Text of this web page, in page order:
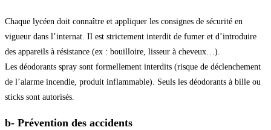
Chaque lycéen doit connaître et appliquer les consignes de sécurité en
vigueur dans l’internat. Il est strictement interdit de fumer et d’introduire
des appareils à résistance (ex : bouilloire, lisseur à cheveux…).
Les déodorants spray sont formellement interdits (risque de déclenchement
de l’alarme incendie, produit inflammable). Seuls les déodorants à bille ou
sticks sont autorisés.
b- Prévention des accidents